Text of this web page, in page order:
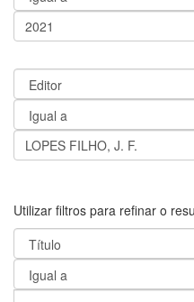
Utilizar filtros para refinar o